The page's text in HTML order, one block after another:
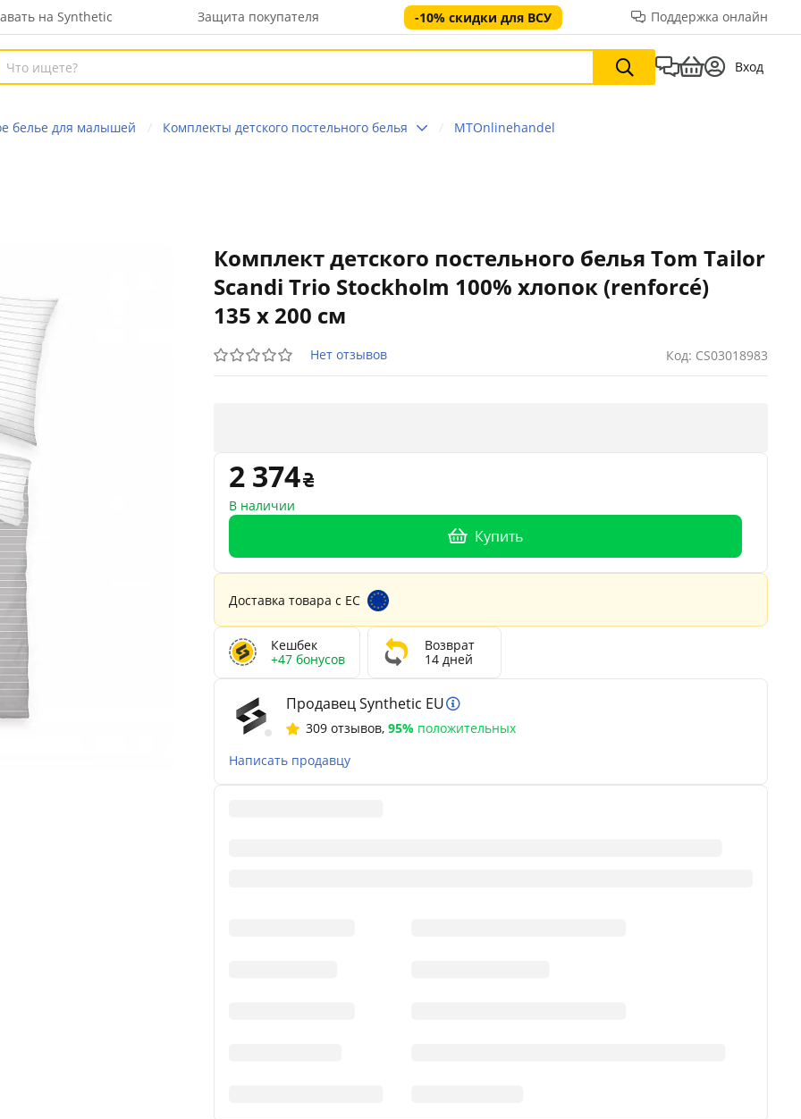
на Synthetic Защита покупателя -10% скидки для ВСУ Поддержка онлайн
Вход
белье для малышей Комплекты детского постельного белья MTOnlinehandel
Комплект детского постельного белья Tom Tailor
Scandi Trio Stockholm 100% хлопок (renforcé)
135 x 200 см
Нет отзывов Код: CS03018983
2 374
В наличии
Купить
Доставка товара с ЕС
Кешбек
+47 бонусов
Возврат
14 дней
Продавец Synthetic EU
309 отзывов, 95% положительных
Написать продавцу